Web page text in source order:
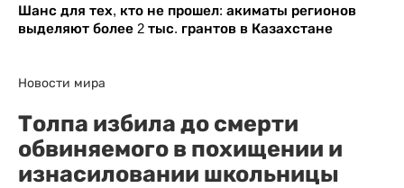
Шанс для тех, кто не прошел: акиматы регионов
выделяют более 2 тыс. грантов в Казахстане
Новости мира
Толпа избила до смерти
обвиняемого в похищении и
изнасиловании школьницы